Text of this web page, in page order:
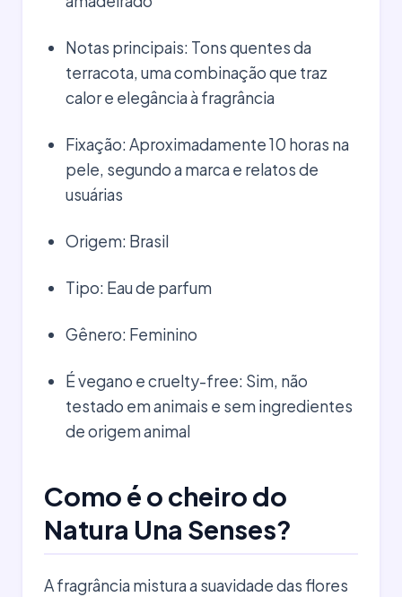
Notas principais: Tons quentes da
terracota, uma combinação que traz
calor e elegância à fragrância
Fixação: Aproximadamente 10 horas na
pele, segundo a marca e relatos de
usuárias
Origem: Brasil
Tipo: Eau de parfum
Gênero: Feminino
É vegano e cruelty-free: Sim, não
testado em animais e sem ingredientes
de origem animal
Como é o cheiro do
Natura Una Senses?
A fragrância mistura a suavidade das flores